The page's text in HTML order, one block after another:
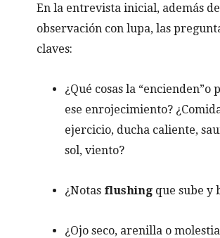
En la entrevista inicial, además
observación con lupa, las
claves:
¿Qué cosas la “encienden”o
ese enrojecimiento?
ejercicio, ducha caliente,
sol, viento?
¿Notas flushing que sube y
¿Ojo seco, arenilla o